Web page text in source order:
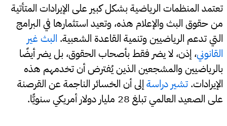
تعتمد المنظمات الرياضية بشكل كبير على الإيرادات المتأتية
من حقوق البث والإعلام هذه، وتعيد استثمارها في البرامج
التي تدعم الرياضيين وتنمية القاعدة الشعبية. البث غير
القانوني، إذن، لا يضر فقط بأصحاب الحقوق، بل يضر أيضًا
بالرياضيين والمشجعين الذين يُفترض أن تخدمهم هذه
الإيرادات. تشير دراسةإلى أن الخسائر الناجمة عن القرصنة
على الصعيد العالمي تبلغ 28 مليار دولار أمريكي سنويًّا.